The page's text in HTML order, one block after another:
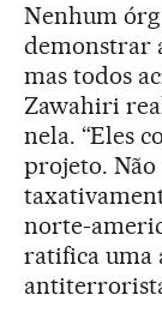
Nenhum
demonstrar
mas todos
Zawahiri
nela. “Eles
projeto. Não
norte-
ratifica uma